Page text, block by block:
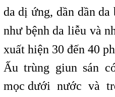
da dị ứng, dần dần
như bệnh da liễu và
xuất hiện 30 đến 40
Ấu trùng giun sán
mọc dưới nước và